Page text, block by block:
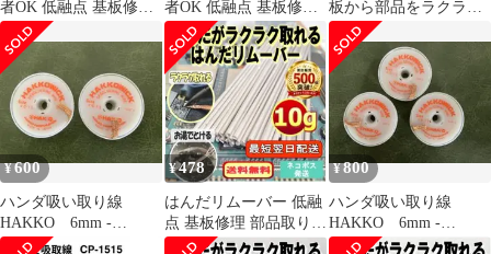
者OK 低融点 基板修理
部品取り外し 50g05t040
者OK 低融点 基板修理
部品取り外し
100g10u030
板から部品をラクラク
外せる！はんだリムー
バー05t039
¥600
ハンダ吸い取り線
HAKKO 6mm -
1.5m 未使用品 2個セ
¥478
はんだリムーバー 低融
点 基板修理 部品取り外
し 10g 初心者OK01r218
¥800
ハンダ吸い取り線
HAKKO 6mm -
1.5m 未使用品 3個セ